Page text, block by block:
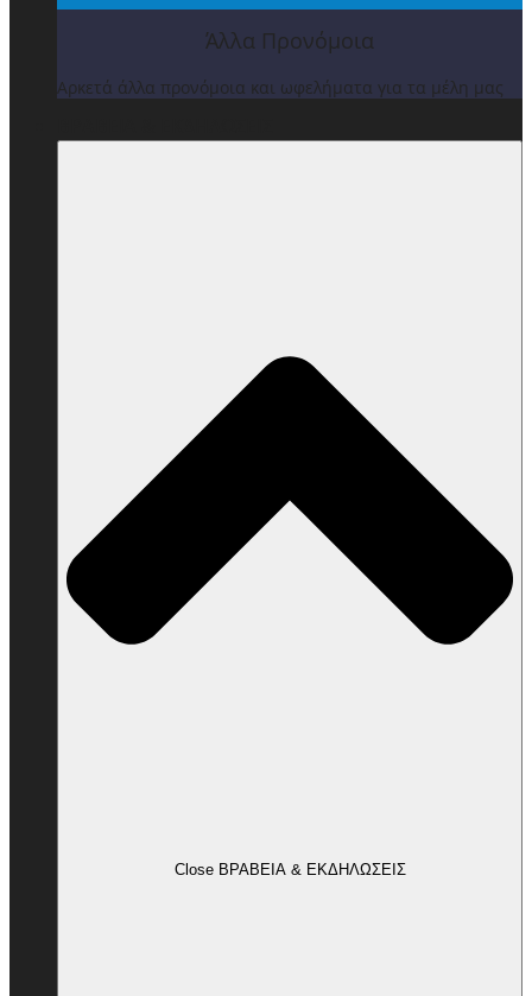
Άλλα Προνόμοια
Αρκετά άλλα προνόμοια και ωφελήματα για τα μέλη μας
Close ΒΡΑΒΕΙΑ & ΕΚΔΗΛΩΣΕΙΣ